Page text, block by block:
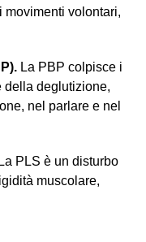
movimenti volontari,
La PBP colpisce i
della deglutizione,
nel parlare e nel
La PLS è un disturbo
muscolare,